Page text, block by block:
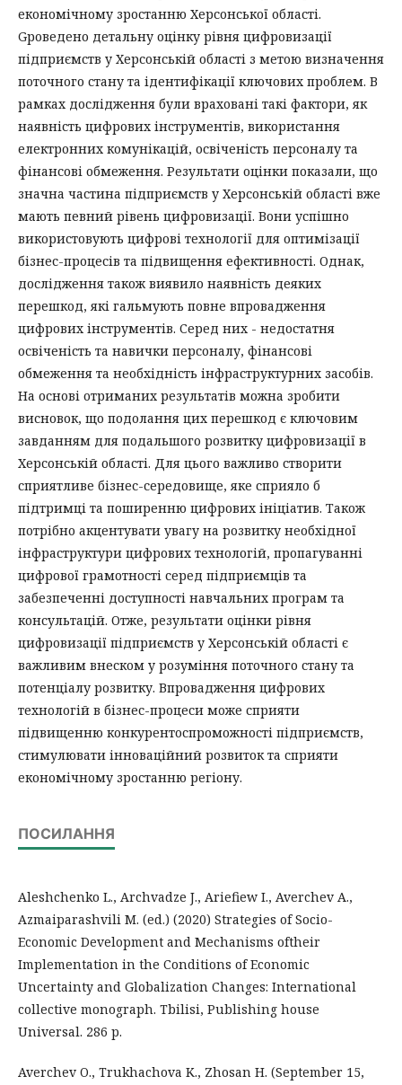
економічному зростанню Херсонської області.
Gроведено детальну оцінку рівня цифровизації
підприємств у Херсонській області з метою визначення
поточного стану та ідентифікації ключових проблем. В
рамках дослідження були враховані такі фактори, як
наявність цифрових інструментів, використання
електронних комунікацій, освіченість персоналу та
фінансові обмеження. Результати оцінки показали, що
значна частина підприємств у Херсонській області вже
мають певний рівень цифровизації. Вони успішно
використовують цифрові технології для оптимізації
бізнес-процесів та підвищення ефективності. Однак,
дослідження також виявило наявність деяких
перешкод, які гальмують повне впровадження
цифрових інструментів. Серед них - недостатня
освіченість та навички персоналу, фінансові
обмеження та необхідність інфраструктурних засобів.
На основі отриманих результатів можна зробити
висновок, що подолання цих перешкод є ключовим
завданням для подальшого розвитку цифровизації в
Херсонській області. Для цього важливо створити
сприятливе бізнес-середовище, яке сприяло б
підтримці та поширенню цифрових ініціатив. Також
потрібно акцентувати увагу на розвитку необхідної
інфраструктури цифрових технологій, пропагуванні
цифрової грамотності серед підприємців та
забезпеченні доступності навчальних програм та
консультацій. Отже, результати оцінки рівня
цифровизації підприємств у Херсонській області є
важливим внеском у розуміння поточного стану та
потенціалу розвитку. Впровадження цифрових
технологій в бізнес-процеси може сприяти
підвищенню конкурентоспроможності підприємств,
стимулювати інноваційний розвиток та сприяти
економічному зростанню регіону.
ПОСИЛАННЯ
Aleshchenko L., Archvadze J., Ariefiew I., Averchev A.,
Azmaiparashvili M. (ed.) (2020) Strategies of Socio-
Economic Development and Mechanisms oftheir
Implementation in the Conditions of Economic
Uncertainty and Globalization Changes: International
collective monograph. Tbilisi, Publishing house
Universal. 286 p.
Averchev O., Trukhachova K., Zhosan H. (September 15,